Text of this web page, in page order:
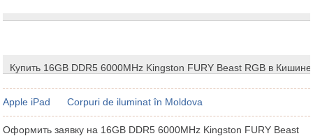
Купить 16GB DDR5 6000MHz Kingston FURY Beast RGB в
Apple iPad Corpuri de iluminat în Moldova
Оформить заявку на 16GB DDR5 6000MHz Kingston FURY Beast